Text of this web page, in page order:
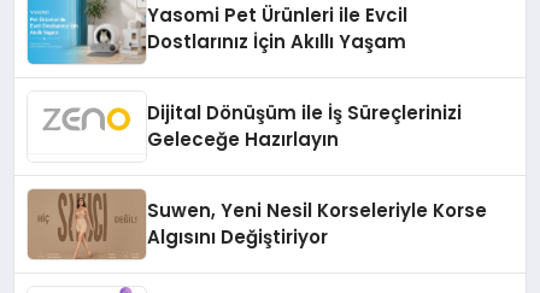
Yasomi Pet Ürünleri ile Evcil
Dostlarınız İçin Akıllı Yaşam
Dijital Dönüşüm ile İş Süreçlerinizi
Geleceğe Hazırlayın
Suwen, Yeni Nesil Korseleriyle Korse
Algısını Değiştiriyor